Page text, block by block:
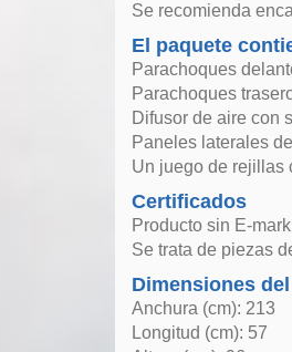
Se recomienda
El paquete
Parachoques
Parachoques
Difusor de aire con
Paneles laterales
Un juego de rejillas
Certificados
Producto sin E-
Se trata de piezas
Dimensiones
Anchura (cm): 213
Longitud (cm): 57